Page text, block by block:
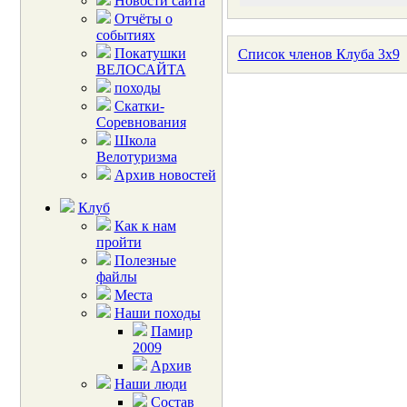
Отчёты о
событиях
Покатушки
ВЕЛОСАЙТА
походы
Скатки-
Соревнования
Школа
Велотуризма
Архив новостей
Клуб
Как к нам
пройти
Полезные
файлы
Места
Наши походы
Памир
2009
Архив
Наши люди
Состав
Список членов Клуба 3x9